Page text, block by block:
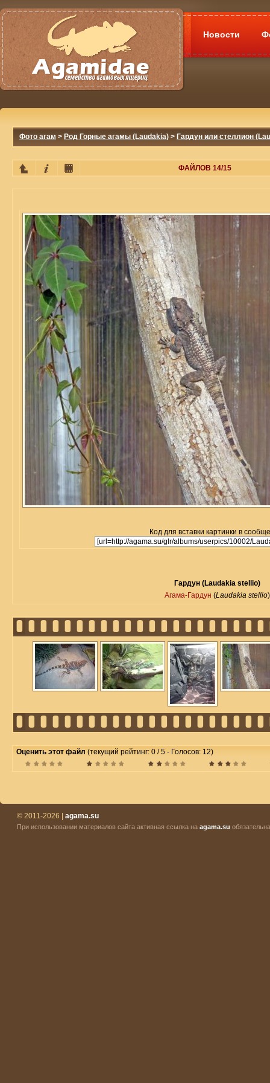
Новости
Фото агам > Род Горные агамы (Laudakia) > Гардун или стеллион
ФАЙЛОВ 14/15
Код для вставки картинки в
Гардун (Laudakia stellio)
Агама-Гардун (Laudakia stellio)
Оценить этот файл (текущий рейтинг: 0 / 5 - Голосов: 12)
© 2011-2026 | agama.su
При использовании материалов сайта активная ссылка на agama.su